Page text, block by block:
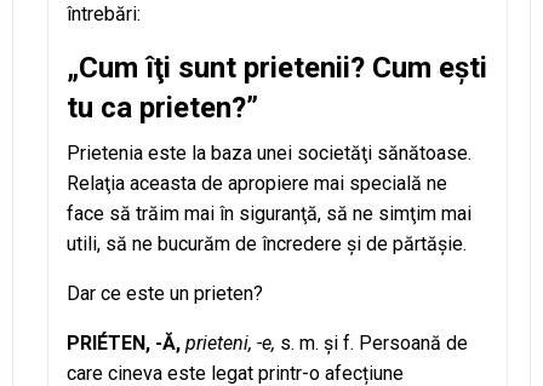
întrebări:
„Cum îţi sunt prietenii? Cum eşti
tu ca prieten?”
Prietenia este la baza unei societăţi sănătoase.
Relaţia aceasta de apropiere mai specială ne
face să trăim mai în siguranţă, să ne simţim mai
utili, să ne bucurăm de încredere şi de părtăşie.
Dar ce este un prieten?
PRIÉTEN, -Ă, prieteni, -e, s. m. și f. Persoană de
care cineva este legat printr-o afecțiune